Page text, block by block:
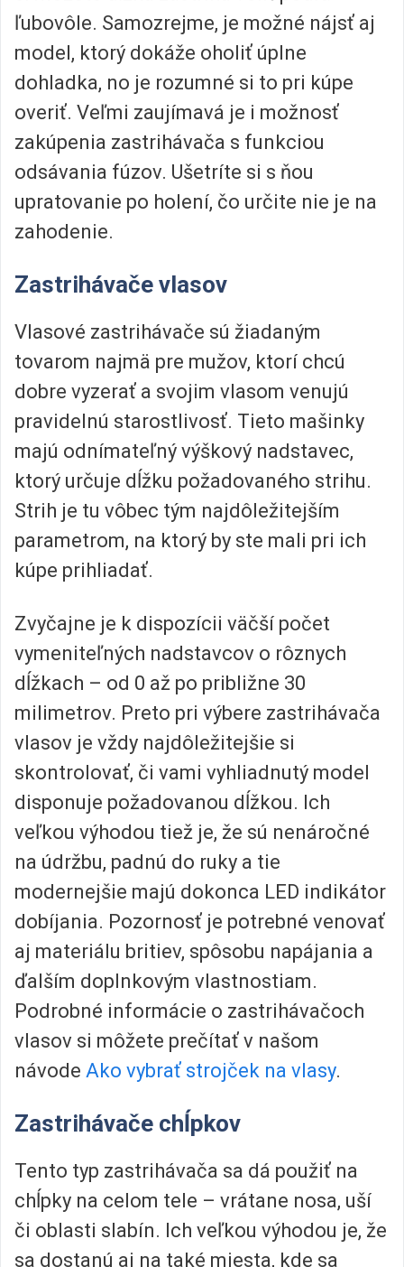
ľubovôle. Samozrejme, je možné nájsť aj
model, ktorý dokáže oholiť úplne
dohladka, no je rozumné si to pri kúpe
overiť. Veľmi zaujímavá je i možnosť
zakúpenia zastrihávača s funkciou
odsávania fúzov. Ušetríte si s ňou
upratovanie po holení, čo určite nie je na
zahodenie.
Zastrihávače vlasov
Vlasové zastrihávače sú žiadaným
tovarom najmä pre mužov, ktorí chcú
dobre vyzerať a svojim vlasom venujú
pravidelnú starostlivosť. Tieto mašinky
majú odnímateľný výškový nadstavec,
ktorý určuje dĺžku požadovaného strihu.
Strih je tu vôbec tým najdôležitejším
parametrom, na ktorý by ste mali pri ich
kúpe prihliadať.
Zvyčajne je k dispozícii väčší počet
vymeniteľných nadstavcov o rôznych
dĺžkach – od 0 až po približne 30
milimetrov. Preto pri výbere zastrihávača
vlasov je vždy najdôležitejšie si
skontrolovať, či vami vyhliadnutý model
disponuje požadovanou dĺžkou. Ich
veľkou výhodou tiež je, že sú nenáročné
na údržbu, padnú do ruky a tie
modernejšie majú dokonca LED indikátor
dobíjania. Pozornosť je potrebné venovať
aj materiálu britiev, spôsobu napájania a
ďalším doplnkovým vlastnostiam.
Podrobné informácie o zastrihávačoch
vlasov si môžete prečítať v našom
návode Ako vybrať strojček na vlasy.
Zastrihávače chĺpkov
Tento typ zastrihávača sa dá použiť na
chĺpky na celom tele – vrátane nosa, uší
či oblasti slabín. Ich veľkou výhodou je, že
sa dostanú aj na také miesta, kde sa